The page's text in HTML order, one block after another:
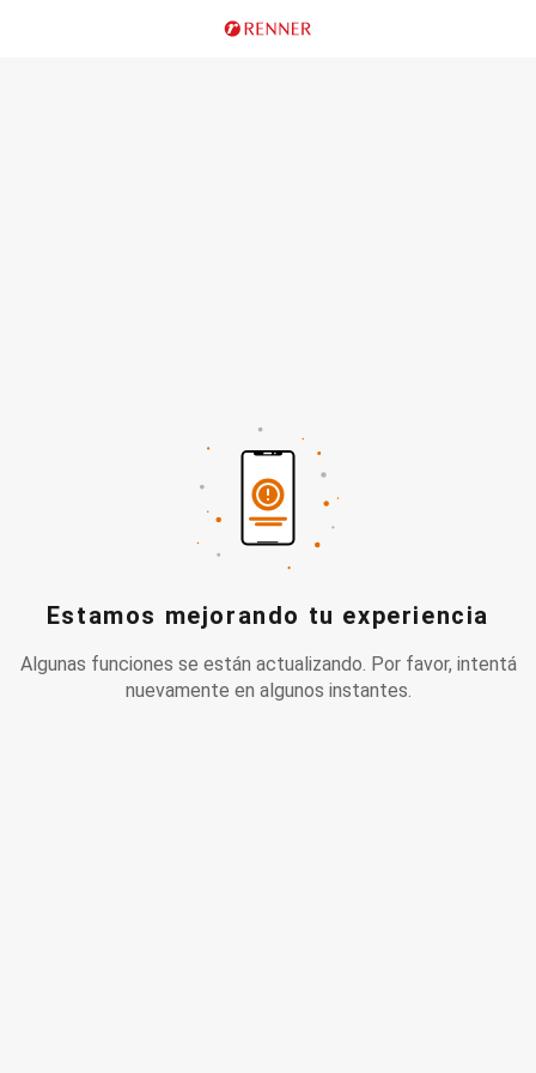
Estamos mejorando tu experiencia
Algunas funciones se están actualizando. Por favor, intentá
nuevamente en algunos instantes.